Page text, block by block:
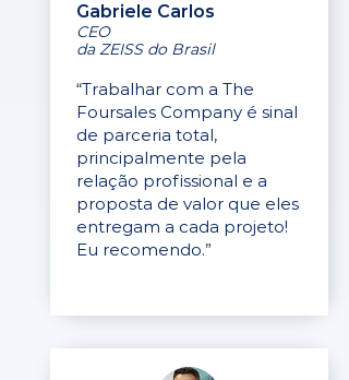
Gabriele Carlos
CEO
da ZEISS do Brasil
“Trabalhar com a The
Foursales Company é sinal
de parceria total,
principalmente pela
relação profissional e a
proposta de valor que eles
entregam a cada projeto!
Eu recomendo.”